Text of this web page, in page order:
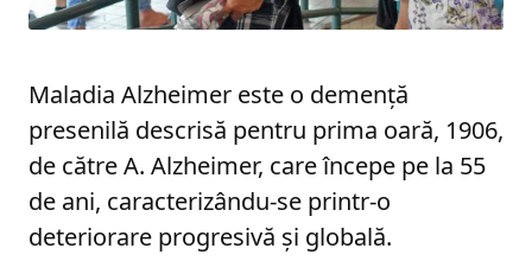
Maladia Alzheimer este o demenţă
presenilă descrisă pentru prima oară, 1906,
de către A. Alzheimer, care începe pe la 55
de ani, caracterizându-se printr-o
deteriorare progresivă şi globală.